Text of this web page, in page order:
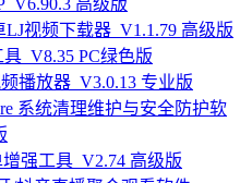
LJ视频下载器_V1.1.79 高级版
_V8.35 PC绿色版
播放器_V3.0.13 专业版
系统清理维护与安全防护软
增强工具_V2.74 高级版